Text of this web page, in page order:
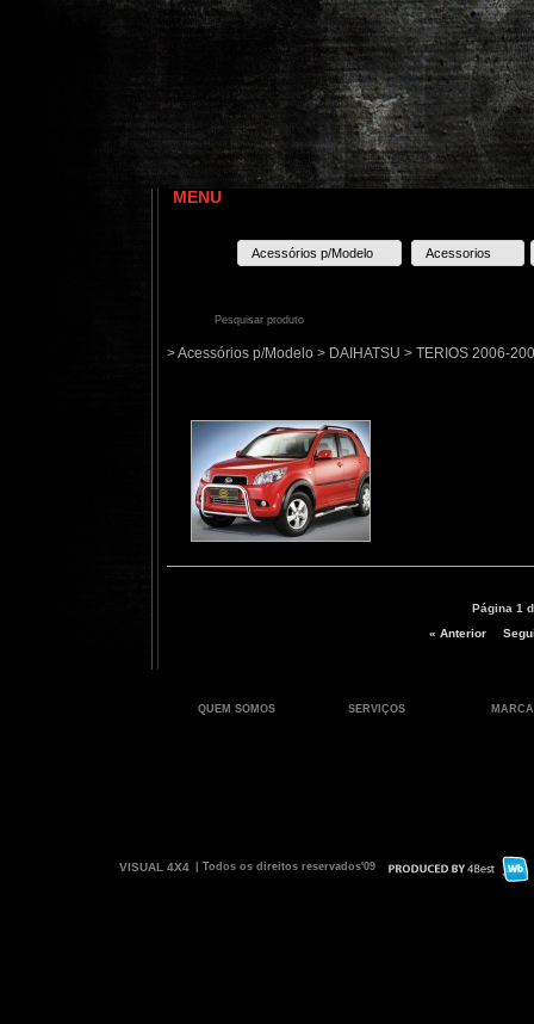
MENU
Acessórios p/Modelo Acessorios
> Acessórios p/Modelo > DAIHATSU > TERIOS 2006-
Página 1
« Anterior
QUEM SOMOS SERVIÇOS
VISUAL 4X4 | Todos os direitos reservados'09